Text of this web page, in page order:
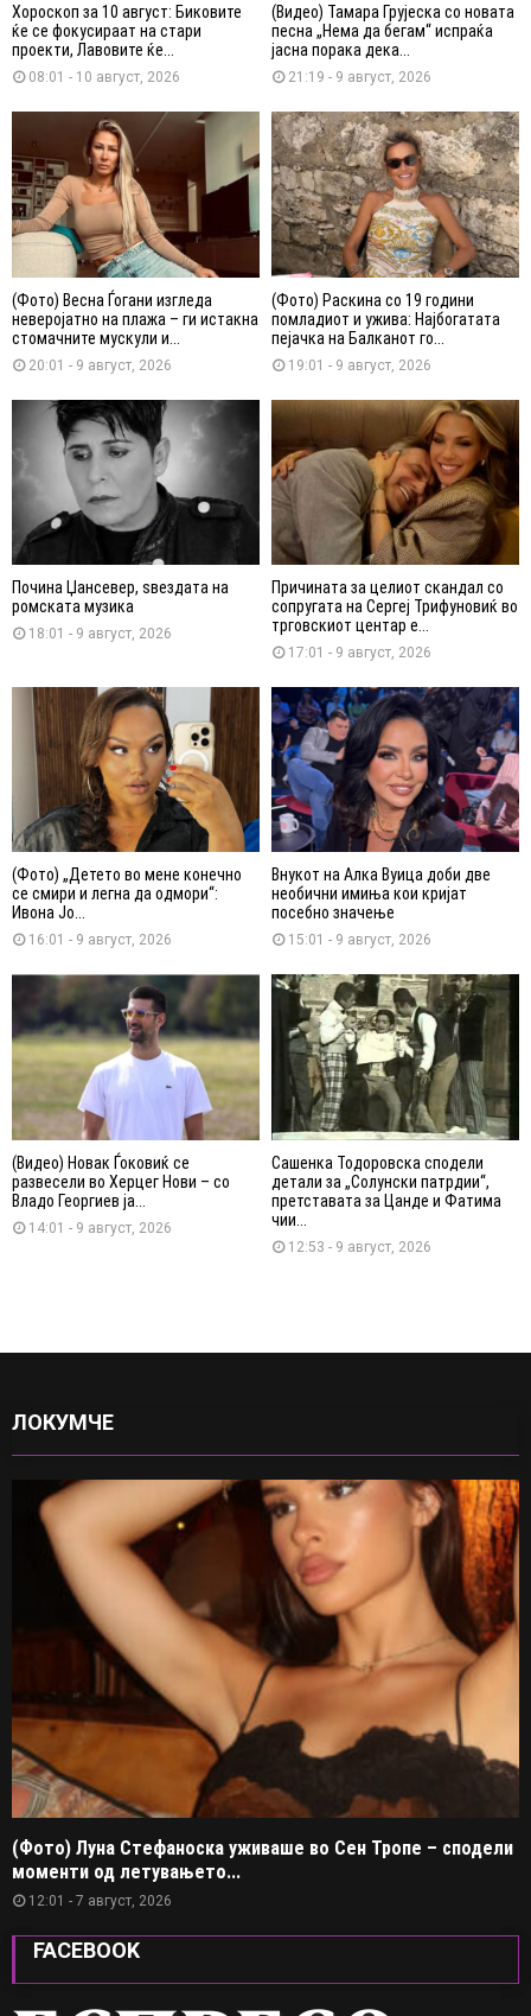
Хороскоп за 10 август: Биковите
ќе се фокусираат на стари
проекти, Лавовите ќе...
08:01 - 10 август, 2026
(Видео) Тамара Грујеска со новата
песна „Нема да бегам“ испраќа
јасна порака дека...
21:19 - 9 август, 2026
(Фото) Весна Ѓогани изгледа
неверојатно на плажа – ги истакна
стомачните мускули и...
20:01 - 9 август, 2026
(Фото) Раскина со 19 години
помладиот и ужива: Најбогатата
пејачка на Балканот го...
19:01 - 9 август, 2026
Почина Џансевер, ѕвездата на
ромската музика
18:01 - 9 август, 2026
Причината за целиот скандал со
сопругата на Сергеј Трифуновиќ во
трговскиот центар е...
17:01 - 9 август, 2026
(Фото) „Детето во мене конечно
се смири и легна да одмори“:
Ивона Јо...
16:01 - 9 август, 2026
Внукот на Алка Вуица доби две
необични имиња кои кријат
посебно значење
15:01 - 9 август, 2026
(Видео) Новак Ѓоковиќ се
развесели во Херцег Нови – со
Владо Георгиев ја...
14:01 - 9 август, 2026
Сашенка Тодоровска сподели
детали за „Солунски патрдии“,
претставата за Цанде и Фатима
чии...
12:53 - 9 август, 2026
ЛОКУМЧЕ
(Фото) Луна Стефаноска уживаше во Сен Тропе – сподели
моменти од летувањето...
12:01 - 7 август, 2026
FACEBOOK